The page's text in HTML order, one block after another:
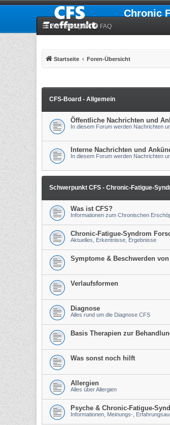
Chronic
Schnellzugriff FAQ
Startseite Foren-Übersicht
CFS-Board - Allgemein
Öffentliche Nachrichten und
In diesem Forum werden Nachrichten
Interne Nachrichten und
In diesem Forum werden Nachrichten
Schwerpunkt CFS - Chronic-Fatigue-
Was ist CFS?
Informationen zum Chronischen
Chronic-Fatigue-Syndrom
Aktuelles, Erkentnisse, Ergebnisse
Symptome & Beschwerden
Verlaufsformen
Diagnose
Alles rund um die Diagnose CFS
Basis Therapien zur
Was sonst noch hilft
Allergien
Alles über Allergien
Psyche & Chronic-Fatigue-
Informationen, Meinungs-,